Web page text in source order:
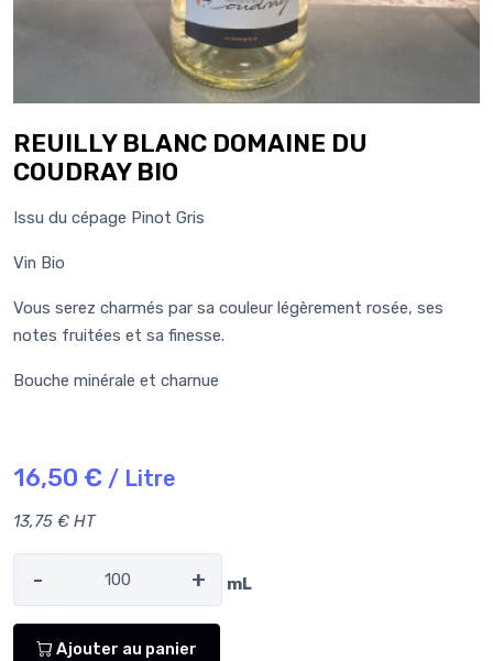
REUILLY BLANC DOMAINE DU
COUDRAY BIO
Issu du cépage Pinot Gris
Vin Bio
Vous serez charmés par sa couleur légèrement rosée, ses
notes fruitées et sa finesse.
Bouche minérale et charnue
16,50 € / Litre
13,75 € HT
- + mL
Ajouter au panier